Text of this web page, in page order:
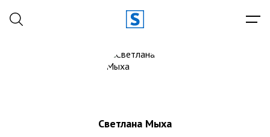
Светлана Мыха